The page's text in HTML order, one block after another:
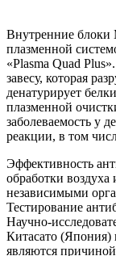
Внутренние блоки
плазменной
«Plasma Quad
завесу, которая
денатурирует
плазменной
заболеваемость у
реакции, в том
Эффективность
обработки воздуха
независимыми
Тестирование
Научно-
Китасато (Япония)
являются